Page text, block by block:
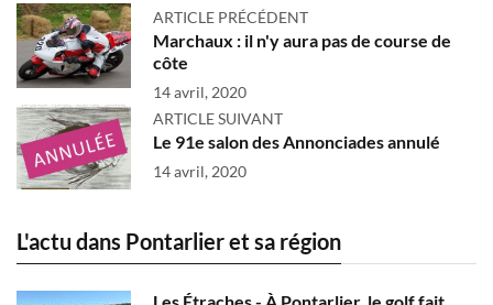
ARTICLE PRÉCÉDENT
Marchaux : il n'y aura pas de course de
côte
14 avril, 2020
ARTICLE SUIVANT
Le 91e salon des Annonciades annulé
14 avril, 2020
L'actu dans Pontarlier et sa région